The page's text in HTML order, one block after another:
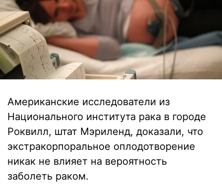
Американские исследователи из
Национального института рака в городе
Роквилл, штат Мэриленд, доказали, что
экстракорпоральное оплодотворение
никак не влияет на вероятность
заболеть раком.